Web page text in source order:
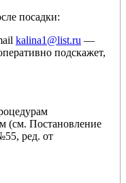
посадки:
kalina1@list.ru —
подскажет,
(см. Постановление
ред. от